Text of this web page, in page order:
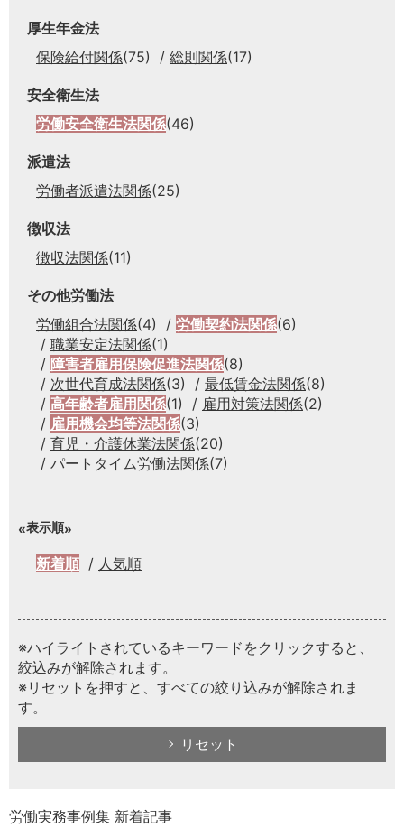
厚生年金法
保険給付関係(75) 総則関係(17)
安全衛生法
労働安全衛生法関係(46)
派遣法
労働者派遣法関係(25)
徴収法
徴収法関係(11)
その他労働法
労働組合法関係(4) 労働契約法関係(6)
職業安定法関係(1)
障害者雇用保険促進法関係(8)
次世代育成法関係(3) 最低賃金法関係(8)
高年齢者雇用関係(1) 雇用対策法関係(2)
雇用機会均等法関係(3)
育児・介護休業法関係(20)
パートタイム労働法関係(7)
表示順
新着順 人気順
※ハイライトされているキーワードをクリックすると、
絞込みが解除されます。
※リセットを押すと、すべての絞り込みが解除されま
す。
リセット
労働実務事例集 新着記事